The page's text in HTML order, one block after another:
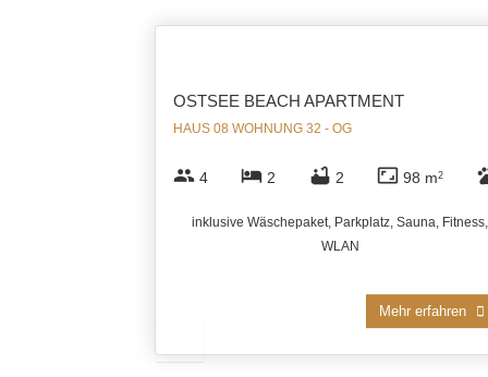
OSTSEE BEACH APARTMENT
HAUS 08 WOHNUNG 32 - OG
group 4 hotel 2 bathtub 2 aspect_ratio 98 m2
inklusive Wäschepaket, Parkplatz, Sauna, Fitness,
WLAN
Mehr erfahren